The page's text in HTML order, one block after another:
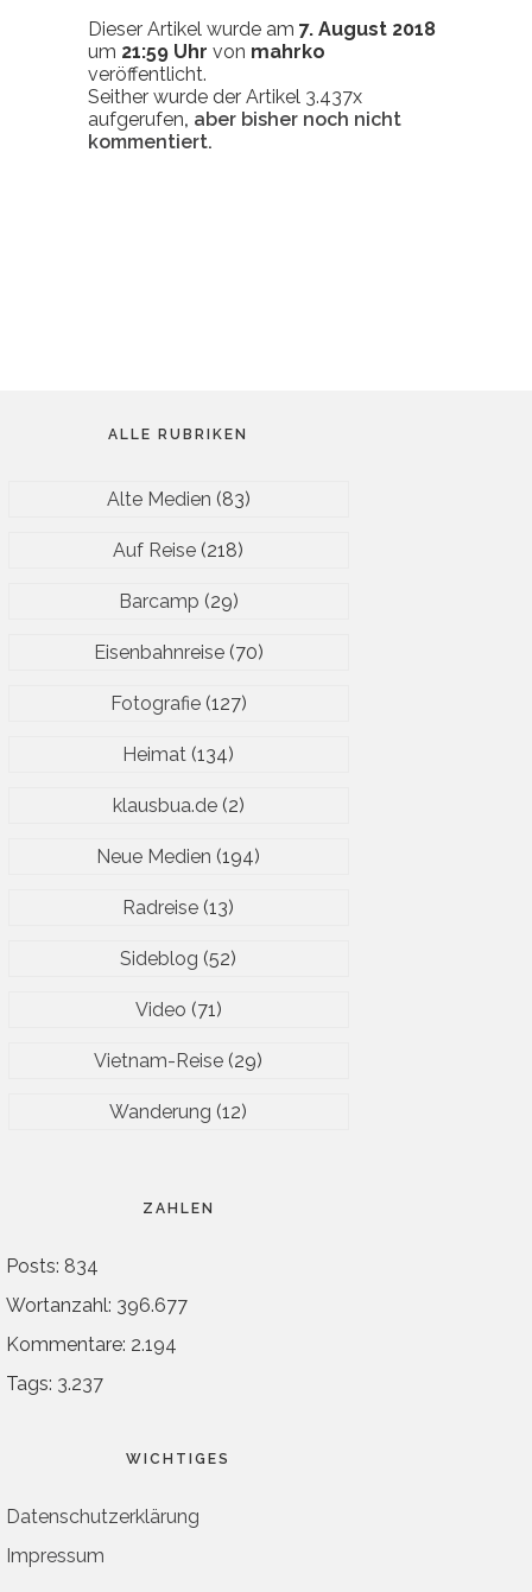
Dieser Artikel wurde am 7. August 2018
um 21:59 Uhr von mahrko
veröffentlicht.
Seither wurde der Artikel 3.437x
aufgerufen, aber bisher noch nicht
kommentiert.
ALLE RUBRIKEN
Alte Medien (83)
Auf Reise (218)
Barcamp (29)
Eisenbahnreise(70)
Fotografie(127)
Heimat (134)
klausbua.de(2)
Neue Medien (194)
Radreise (13)
Sideblog (52)
Video (71)
Vietnam-Reise (29)
Wanderung (12)
ZAHLEN
Posts: 834
Wortanzahl: 396.677
Kommentare: 2.194
Tags: 3.237
WICHTIGES
Datenschutzerklärung
Impressum